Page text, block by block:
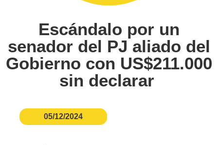
Escándalo por un
senador del PJ aliado del
Gobierno con US$211.000
sin declarar
05/12/2024